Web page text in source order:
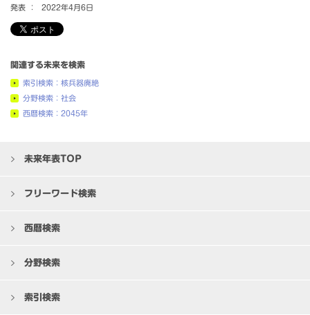
発表 ：
2022年4月6日
関連する未来を検索
索引検索：核兵器廃絶
分野検索：社会
西暦検索：2045年
未来年表TOP
フリーワード検索
西暦検索
分野検索
索引検索